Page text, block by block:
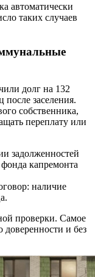
автоматически
таких случаев
долг на 132
после заселения.
собственника,
переплату или
задолженностей
капремонта
наличие
проверки. Самое
и без